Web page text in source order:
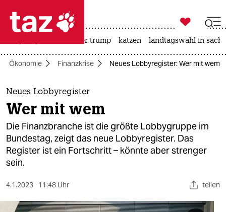
 taz zahl ich
taz zahl ich
themen
politik
öko
gesellschaft
kultur
sport

taz zahl ich
usa unter trump katzen landtagswahl in
Ökonomie Finanzkrise Neues Lobbyregister: Wer mit wem
Neues Lobbyregister
Wer mit wem
Die Finanzbranche ist die größte Lobbygruppe im
Bundestag, zeigt das neue Lobbyregister. Das
Register ist ein Fortschritt – könnte aber strenger
sein.
4.1.2023 11:48 Uhr teilen